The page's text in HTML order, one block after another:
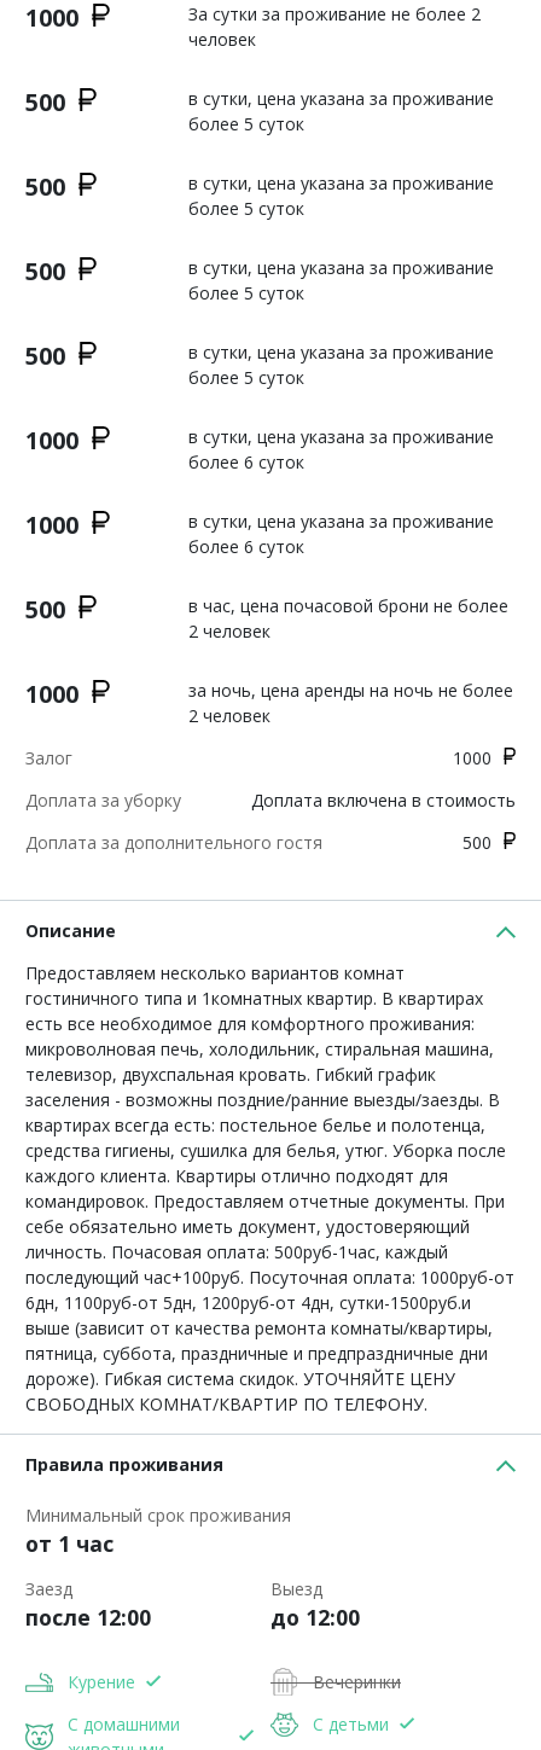
1000
За сутки за проживание не более 2
человек
500
в сутки, цена указана за проживание
более 5 суток
500
в сутки, цена указана за проживание
более 5 суток
500
в сутки, цена указана за проживание
более 5 суток
500
в сутки, цена указана за проживание
более 5 суток
1000
в сутки, цена указана за проживание
более 6 суток
1000
в сутки, цена указана за проживание
более 6 суток
500
в час, цена почасовой брони не более
2 человек
1000
за ночь, цена аренды на ночь не более
2 человек
Залог
1000
Доплата за уборку
Доплата включена в стоимость
Доплата за дополнительного гостя
500
Описание
Предоставляем несколько вариантов комнат
гостиничного типа и 1комнатных квартир. В квартирах
есть все необходимое для комфортного проживания:
микроволновая печь, холодильник, стиральная машина,
телевизор, двухспальная кровать. Гибкий график
заселения - возможны поздние/ранние выезды/заезды. В
квартирах всегда есть: постельное белье и полотенца,
средства гигиены, сушилка для белья, утюг. Уборка после
каждого клиента. Квартиры отлично подходят для
командировок. Предоставляем отчетные документы. При
себе обязательно иметь документ, удостоверяющий
личность. Почасовая оплата: 500руб-1час, каждый
последующий час+100руб. Посуточная оплата: 1000руб-от
6дн, 1100руб-от 5дн, 1200руб-от 4дн, сутки-1500руб.и
выше (зависит от качества ремонта комнаты/квартиры,
пятница, суббота, праздничные и предпраздничные дни
дороже). Гибкая система скидок. УТОЧНЯЙТЕ ЦЕНУ
СВОБОДНЫХ КОМНАТ/КВАРТИР ПО ТЕЛЕФОНУ.
Правила проживания
Минимальный срок проживания
от 1 час
Заезд
после 12:00
Выезд
до 12:00
Курение
Вечеринки
С домашними
С детьми